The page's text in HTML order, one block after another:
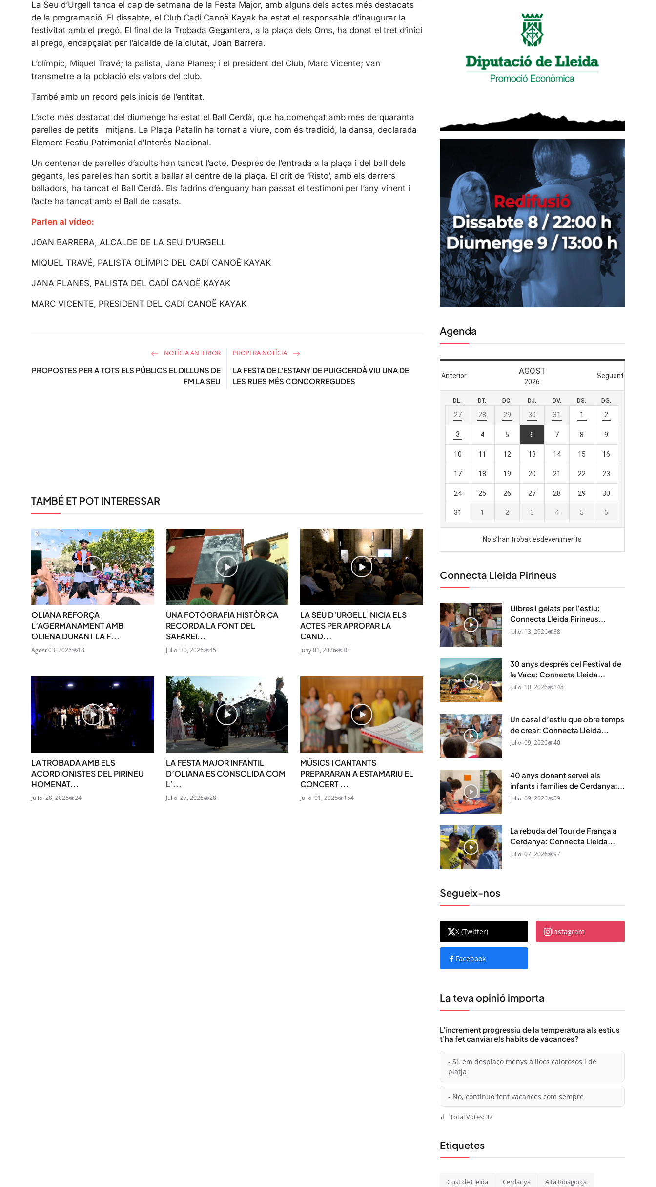
a
y
t
e
t
t
i
P
t
r
r
e
La Seu d’Urgell tanca el cap de setmana de la Festa Major, amb alguns dels actes més destacats
de la programació. El dissabte, el Club Cadí Canoë Kayak ha estat el responsable d’inaugurar la
festivitat amb el pregó. El final de la Trobada Gegantera, a la plaça dels Oms, ha donat el tret d’inici
al pregó, encapçalat per l’alcalde de la ciutat, Joan Barrera.
L’olímpic, Miquel Travé; la palista, Jana Planes; i el president del Club, Marc Vicente; van
transmetre a la població els valors del club.
També amb un record pels inicis de l’entitat.
L’acte més destacat del diumenge ha estat el Ball Cerdà, que ha començat amb més de quaranta
parelles de petits i mitjans. La Plaça Patalín ha tornat a viure, com és tradició, la dansa, declarada
Element Festiu Patrimonial d’Interès Nacional.
Un centenar de parelles d’adults han tancat l’acte. Després de l’entrada a la plaça i del ball dels
gegants, les parelles han sortit a ballar al centre de la plaça. El crit de ‘Risto’, amb els darrers
balladors, ha tancat el Ball Cerdà. Els fadrins d’enguany han passat el testimoni per l’any vinent i
l’acte ha tancat amb el Ball de casats.
Parlen al vídeo:
JOAN BARRERA, ALCALDE DE LA SEU D’URGELL
MIQUEL TRAVÉ, PALISTA OLÍMPIC DEL CADÍ CANOË KAYAK
JANA PLANES, PALISTA DEL CADÍ CANOË KAYAK
MARC VICENTE, PRESIDENT DEL CADÍ CANOË KAYAK
NOTÍCIA ANTERIOR
PROPOSTES PER A TOTS ELS PÚBLICS EL DILLUNS DE
FM LA SEU
PROPERA NOTÍCIA
LA FESTA DE L'ESTANY DE PUIGCERDÀ VIU UNA DE
LES RUES MÉS CONCORREGUDES
TAMBÉ ET POT INTERESSAR
OLIANA REFORÇA
L’AGERMANAMENT AMB
OLIENA DURANT LA F...
Agost 03, 2026 18
UNA FOTOGRAFIA HISTÒRICA
RECORDA LA FONT DEL
SAFAREI...
Juliol 30, 2026 45
LA SEU D’URGELL INICIA ELS
ACTES PER APROPAR LA
CAND...
Juny 01, 2026 30
LA TROBADA AMB ELS
ACORDIONISTES DEL PIRINEU
HOMENAT...
Juliol 28, 2026 24
LA FESTA MAJOR INFANTIL
D’OLIANA ES CONSOLIDA COM
L’...
Juliol 27, 2026 28
MÚSICS I CANTANTS
PREPARARAN A ESTAMARIU EL
CONCERT ...
Juliol 01, 2026 154
Agenda
Connecta Lleida Pirineus
Llibres i gelats per l’estiu:
Connecta Lleida Pirineus...
Juliol 13, 2026 38
30 anys després del Festival de
la Vaca: Connecta Lleida...
Juliol 10, 2026 148
Un casal d’estiu que obre temps
de crear: Connecta Lleida...
Juliol 09, 2026 40
40 anys donant servei als
infants i famílies de Cerdanya:...
Juliol 09, 2026 59
La rebuda del Tour de França a
Cerdanya: Connecta Lleida...
Juliol 07, 2026 97
Segueix-nos
X (Twitter) Instagram
Facebook
La teva opinió importa
L'increment progressiu de la temperatura als estius
t'ha fet canviar els hàbits de vacances?
- Sí, em desplaço menys a llocs calorosos i de
platja
- No, continuo fent vacances com sempre
Total Votes: 37
Etiquetes
Gust de Lleida Cerdanya Alta Ribagorça
Uneix-te al nostre butlletí
Tota l’actualitat, seleccionada i enviada
directament al teu correu. Subscriu-te al nostre
butlletí i segueix la informació que importa.
SUBSCRIU-TE